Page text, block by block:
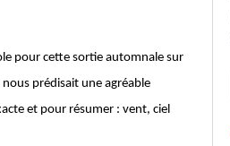
pour cette sortie automnale sur
nous prédisait une agréable
et pour résumer : vent, ciel